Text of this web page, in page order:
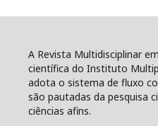
A Revista Multidisciplinar
científica do Instituto
adota o sistema de fluxo
são pautadas da pesquisa
ciências afins.